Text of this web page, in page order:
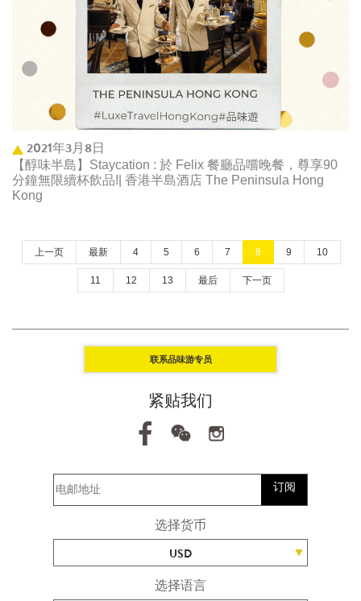
2021年3月8日
【醇味半島】Staycation : 於 Felix 餐廳品嚐晚餐，尊享90
分鐘無限續杯飲品!| 香港半島酒店 The Peninsula Hong
Kong
上一页 最新 4 5 6 7 8 9 10
11 12 13 最后 下一页
联系品味游专员
紧贴我们
订阅
选择货币
USD
选择语言